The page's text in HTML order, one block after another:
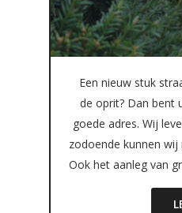
Een nieuw stuk
de oprit? Dan bent
goede adres. Wij
zodoende kunnen
Ook het aanleg van